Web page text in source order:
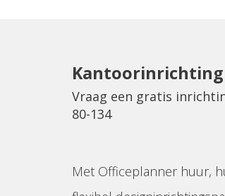
Vraag een gratis
80-134
Met Officeplanner huur,